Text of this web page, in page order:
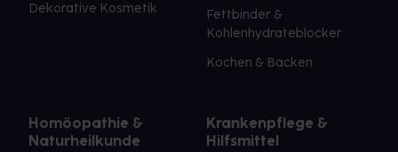
Dekorative Kosmetik
Fettbinder &
Kohlenhydrateblocker
Kochen & Backen
Homöopathie &
Naturheilkunde
Krankenpflege &
Hilfsmittel